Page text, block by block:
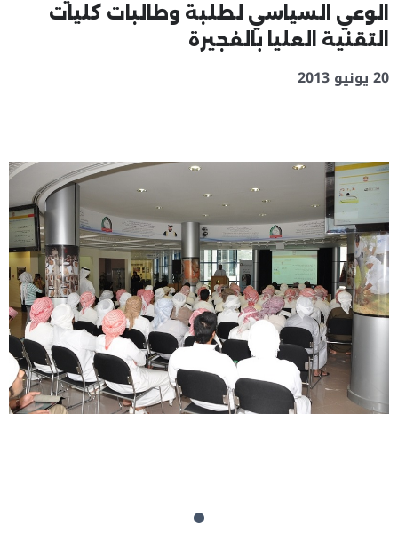
الوعي السياسي لطلبة وطالبات كليات
التقنية العليا بالفجيرة
20 يونيو 2013